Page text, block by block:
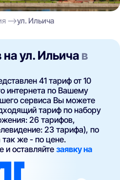
ул. Ильича
ул. Ильича в
41 тариф от 10
интернета по Вашему
сервиса Вы можете
тариф по набору
26 тарифов,
23 тарифа), по
так же - по цене.
и оставляйтезаявку на